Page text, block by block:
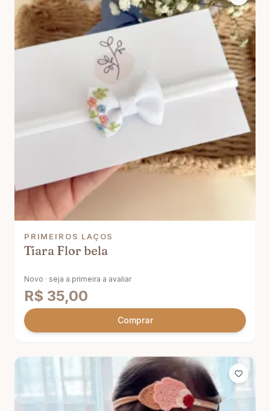
PRIMEIROS LAÇOS
Tiara Flor bela
Novo · seja a primeira a avaliar
R$ 35,00
Comprar